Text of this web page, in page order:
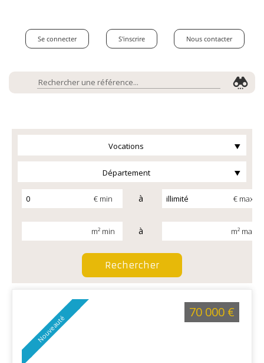
Se connecter S'inscrire Nous contacter
Vocations
Département
€ min à € max
m² min à m² max
Nouveauté
70 000 €